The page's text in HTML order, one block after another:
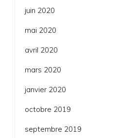
juin 2020
mai 2020
avril 2020
mars 2020
janvier 2020
octobre 2019
septembre 2019